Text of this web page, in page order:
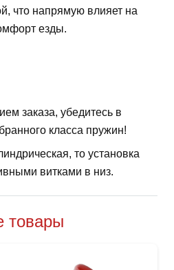
что напрямую влияет на
езды.
заказа, убедитесь в
класса пружин!
то установка
витками в низ.
товары